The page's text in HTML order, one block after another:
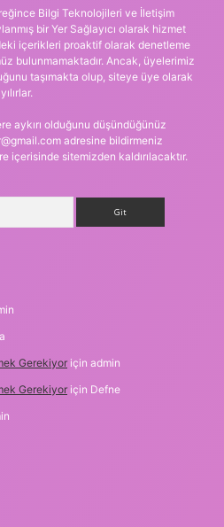
Bilgi Teknolojileri ve İletişim
bir Yer Sağlayıcı olarak hizmet
içerikleri proaktif olarak denetleme
bulunmamaktadır. Ancak, üyelerimiz
taşımakta olup, siteye üye olarak
aykırı olduğunu düşündüğünüz
adresine bildirmeniz
içerisinde sitemizden kaldırılacaktır.
Gerekiyor için admin
Gerekiyor için Defne